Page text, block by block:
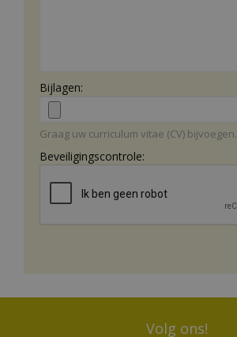
Bijlagen:
Graag uw curriculum vitae (CV) bijvoegen.
Beveiligingscontrole:
Volg ons!